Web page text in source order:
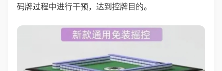
码牌过程中进行干预，达到控牌目的。